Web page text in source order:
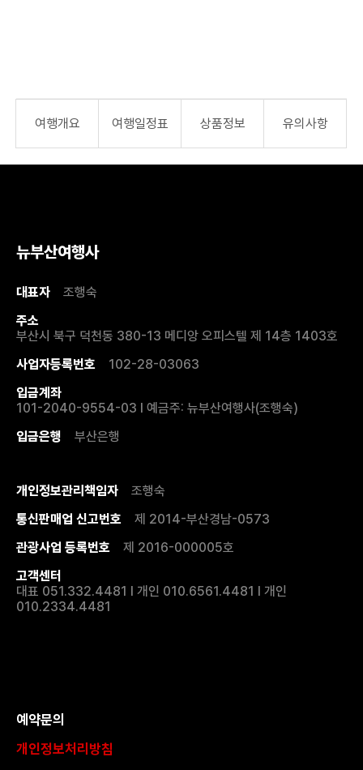
여행개요 여행일정표 상품정보 유의사항
뉴부산여행사
대표자
조행숙
주소
부산시 북구 덕천동 380-13 메디앙 오피스텔 제 14층 1403호
사업자등록번호
102-28-03063
입금계좌
101-2040-9554-03 I 예금주: 뉴부산여행사(조행숙)
입금은행
부산은행
개인정보관리책임자
조행숙
통신판매업 신고번호
제 2014-부산경남-0573
관광사업 등록번호
제 2016-000005호
고객센터
대표 051.332.4481 I 개인 010.6561.4481 I 개인
010.2334.4481
예약문의
개인정보처리방침